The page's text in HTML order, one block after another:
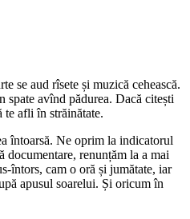
se aud rîsete și muzică cehească.
spate avînd pădurea. Dacă citești
te afli în străinătate.
întoarsă. Ne oprim la indicatorul
documentare, renunțăm la a mai
întors, cam o oră și jumătate, iar
apusul soarelui. Și oricum în